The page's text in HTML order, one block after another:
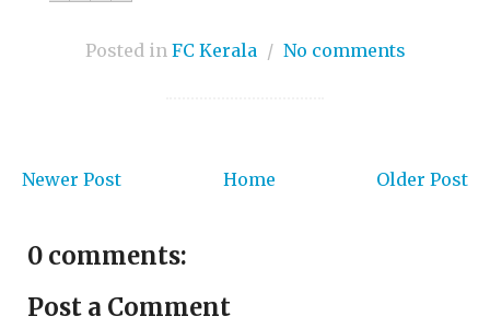
Posted in FC Kerala / No comments
Newer Post Older Post
Home
0 comments:
Post a Comment